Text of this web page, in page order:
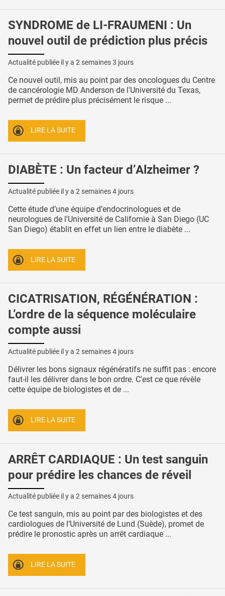
SYNDROME de LI-FRAUMENI : Un
nouvel outil de prédiction plus précis
Actualité publiée il y a 2 semaines 3 jours
Ce nouvel outil, mis au point par des oncologues du Centre
de cancérologie MD Anderson de l'Université du Texas,
permet de prédire plus précisément le risque ...
LIRE LA SUITE
DIABÈTE : Un facteur d’Alzheimer ?
Actualité publiée il y a 2 semaines 4 jours
Cette étude d’une équipe d’endocrinologues et de
neurologues de l'Université de Californie à San Diego (UC
San Diego) établit en effet un lien entre le diabète ...
LIRE LA SUITE
CICATRISATION, RÉGÉNÉRATION :
L’ordre de la séquence moléculaire
compte aussi
Actualité publiée il y a 2 semaines 4 jours
Délivrer les bons signaux régénératifs ne suffit pas : encore
faut-il les délivrer dans le bon ordre. C'est ce que révèle
cette équipe de biologistes et de ...
LIRE LA SUITE
ARRÊT CARDIAQUE : Un test sanguin
pour prédire les chances de réveil
Actualité publiée il y a 2 semaines 4 jours
Ce test sanguin, mis au point par des biologistes et des
cardiologues de l’Université de Lund (Suède), promet de
prédire le pronostic après un arrêt cardiaque ...
LIRE LA SUITE